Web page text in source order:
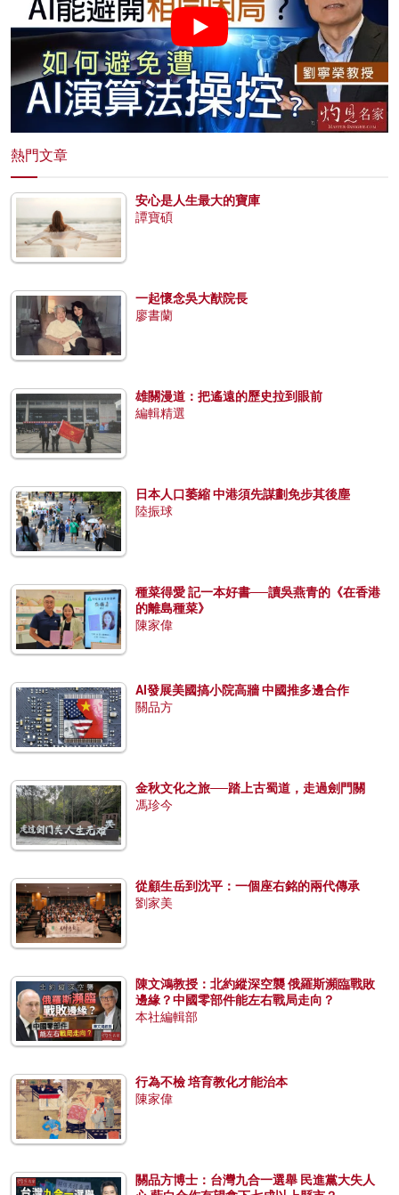
熱門文章
安心是人生最大的寶庫
譚寶碩
一起懷念吳大猷院長
廖書蘭
雄關漫道：把遙遠的歷史拉到眼前
編輯精選
日本人口萎縮 中港須先謀劃免步其後塵
陸振球
種菜得愛 記一本好書──讀吳燕青的《在香港
的離島種菜》
陳家偉
AI發展美國搞小院高牆 中國推多邊合作
關品方
金秋文化之旅──踏上古蜀道，走過劍門關
馮珍今
從顧生岳到沈平：一個座右銘的兩代傳承
劉家美
陳文鴻教授：北約縱深空襲 俄羅斯瀕臨戰敗
邊緣？中國零部件能左右戰局走向？
本社編輯部
行為不檢 培育教化才能治本
陳家偉
關品方博士：台灣九合一選舉 民進黨大失人